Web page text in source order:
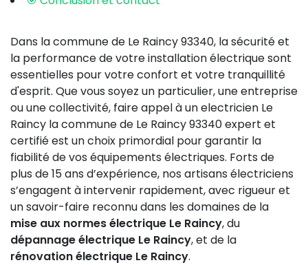
Dans la commune de Le Raincy 93340, la sécurité et
la performance de votre installation électrique sont
essentielles pour votre confort et votre tranquillité
d'esprit. Que vous soyez un particulier, une entreprise
ou une collectivité, faire appel à un electricien Le
Raincy la commune de Le Raincy 93340 expert et
certifié est un choix primordial pour garantir la
fiabilité de vos équipements électriques. Forts de
plus de 15 ans d’expérience, nos artisans électriciens
s’engagent à intervenir rapidement, avec rigueur et
un savoir-faire reconnu dans les domaines de la
mise aux normes électrique Le Raincy, du
dépannage électrique Le Raincy, et de la
rénovation électrique Le Raincy.